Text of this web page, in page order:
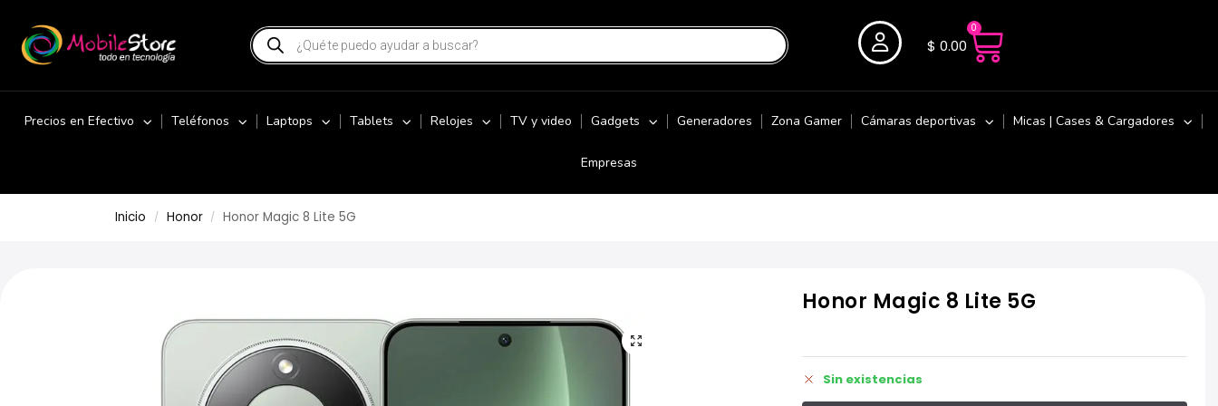
$ 0.00
0
Precios en Efectivo Teléfonos Laptops Tablets Relojes TV y video Gadgets Generadores Zona Gamer Cámaras deportivas Micas | Cases & Cargadores
Empresas
Inicio / Honor / Honor Magic 8 Lite 5G
Honor Magic 8 Lite 5G
Sin existencias